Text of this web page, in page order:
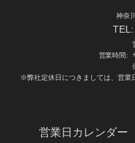
神奈
営業時間:
※弊社定休日につきましては、営業
営業日カレンダー